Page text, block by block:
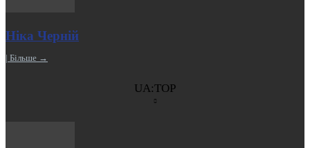
Ніка Черній
| Більше →
UA:TOP